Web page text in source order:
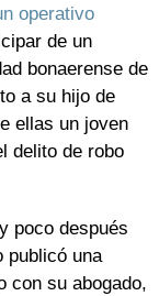
operativo
de un
bonaerense de
a su hijo de
ellas un joven
delito de robo
poco después
publicó una
con su abogado,